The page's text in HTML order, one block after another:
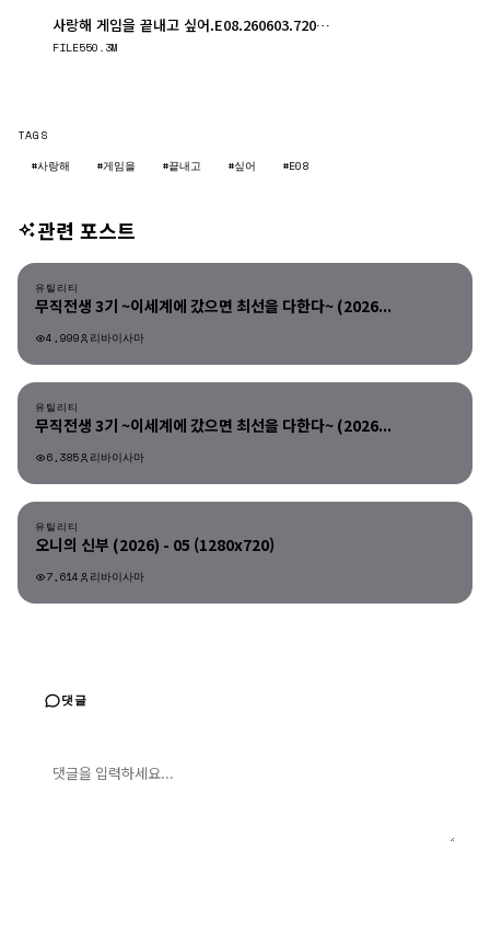
사랑해 게임을 끝내고 싶어.E08.260603.720p.WANNA.mp4
FILE550.3M
TAGS
#사랑해
#게임을 #끝내고 #싶어 #E08
관련 포스트
유틸리티
유틸리티
무직전생 3기 ~이세계에 갔으면 최선을 다한다~ (2026...
4,999 리바이사마
유틸리티
유틸리티
무직전생 3기 ~이세계에 갔으면 최선을 다한다~ (2026...
6,385 리바이사마
유틸리티
유틸리티
오니의 신부 (2026) - 05 (1280x720)
7,614 리바이사마
댓글